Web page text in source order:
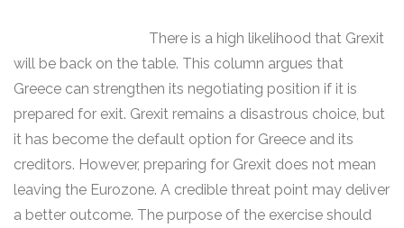
There is a high likelihood that Grexit
will be back on the table. This column argues that
Greece can strengthen its negotiating position if it is
prepared for exit. Grexit remains a disastrous choice, but
it has become the default option for Greece and its
creditors. However, preparing for Grexit does not mean
leaving the Eurozone. A credible threat point may deliver
a better outcome. The purpose of the exercise should